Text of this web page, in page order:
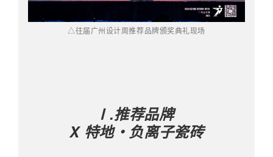
△往届广州设计周推荐品牌颁奖典礼现场
Ⅰ.推荐品牌
X 特地・负离子瓷砖